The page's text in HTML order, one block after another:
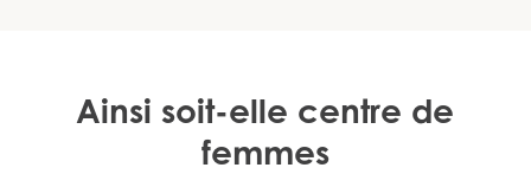
Ainsi soit-elle centre de
femmes